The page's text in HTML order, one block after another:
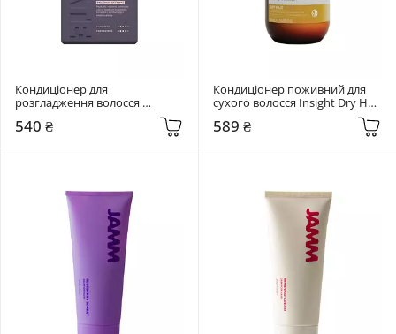
Кондиціонер для
розгладження волосся
Hairmate Smoothie Conditioner
250 мл
540 ₴
Кондиціонер поживний для
сухого волосся Insight Dry Hair
589 ₴